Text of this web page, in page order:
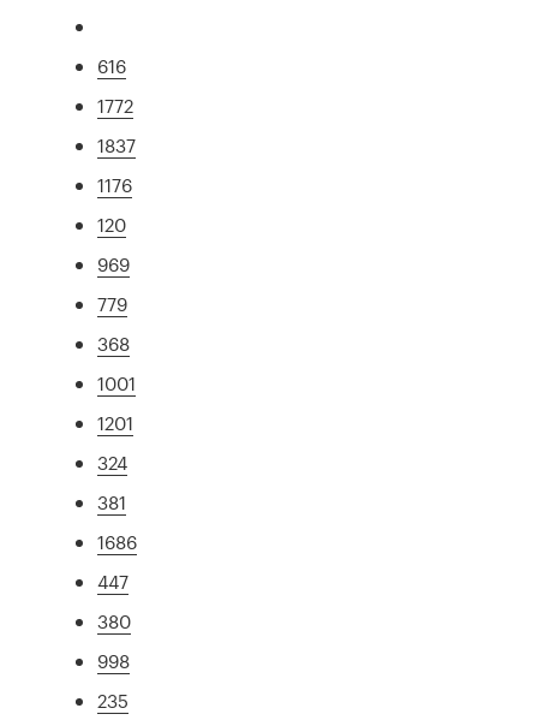
616
1772
1837
1176
120
969
779
368
1001
1201
324
381
1686
447
380
998
235